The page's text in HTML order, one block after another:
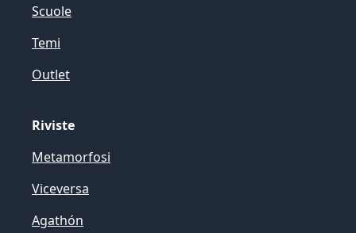
Scuole
Temi
Outlet
Riviste
Metamorfosi
Viceversa
Agathón